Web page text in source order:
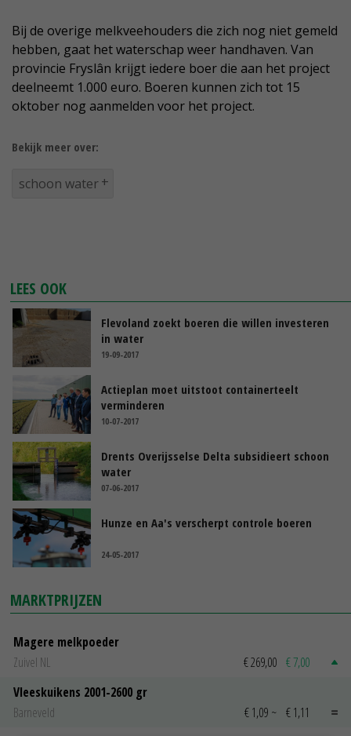
Bij de overige melkveehouders die zich nog niet gemeld
hebben, gaat het waterschap weer handhaven. Van
provincie Fryslân krijgt iedere boer die aan het project
deelneemt 1.000 euro. Boeren kunnen zich tot 15
oktober nog aanmelden voor het project.
Bekijk meer over:
schoon water
LEES OOK
Flevoland zoekt boeren die willen investeren
in water
19-09-2017
Actieplan moet uitstoot containerteelt
verminderen
10-07-2017
Drents Overijsselse Delta subsidieert schoon
water
07-06-2017
Hunze en Aa's verscherpt controle boeren
24-05-2017
MARKTPRIJZEN
Magere melkpoeder
Zuivel NL
€ 269,00 € 7,00
Vleeskuikens 2001-2600 gr
Barneveld
€ 1,09 ~ € 1,11